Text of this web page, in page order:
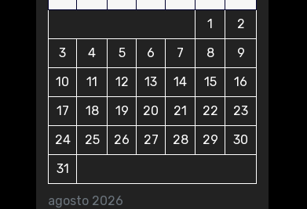
agosto 2026
1
2
3
4 5 6 7 8
9
10
11 12 13 14 15
16
17
18 19 20 21 22
23
24
25 26 27 28 29
30
31